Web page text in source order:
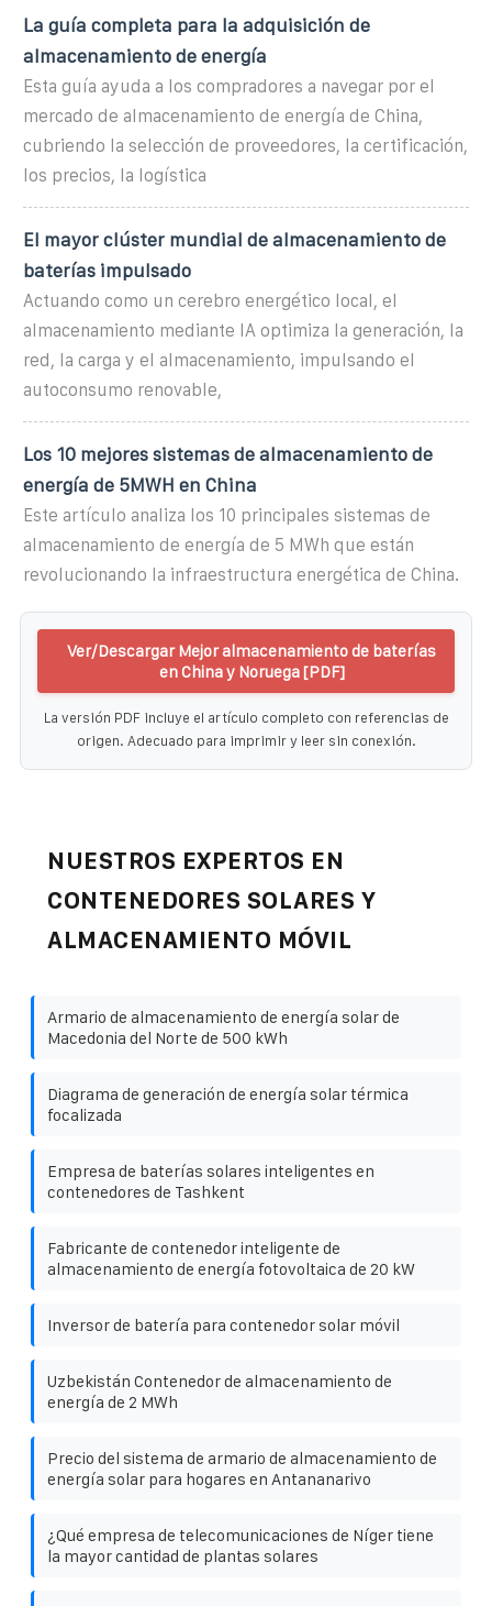
La guía completa para la adquisición de
almacenamiento de energía
Esta guía ayuda a los compradores a navegar por el
mercado de almacenamiento de energía de China,
cubriendo la selección de proveedores, la certificación,
los precios, la logística
El mayor clúster mundial de almacenamiento de
baterías impulsado
Actuando como un cerebro energético local, el
almacenamiento mediante IA optimiza la generación, la
red, la carga y el almacenamiento, impulsando el
autoconsumo renovable,
Los 10 mejores sistemas de almacenamiento de
energía de 5MWH en China
Este artículo analiza los 10 principales sistemas de
almacenamiento de energía de 5 MWh que están
revolucionando la infraestructura energética de China.
Ver/Descargar Mejor almacenamiento de baterías
en China y Noruega [PDF]
La versión PDF incluye el artículo completo con referencias de
origen. Adecuado para imprimir y leer sin conexión.
NUESTROS EXPERTOS EN
CONTENEDORES SOLARES Y
ALMACENAMIENTO MÓVIL
Armario de almacenamiento de energía solar de
Macedonia del Norte de 500 kWh
Diagrama de generación de energía solar térmica
focalizada
Empresa de baterías solares inteligentes en
contenedores de Tashkent
Fabricante de contenedor inteligente de
almacenamiento de energía fotovoltaica de 20 kW
Inversor de batería para contenedor solar móvil
Uzbekistán Contenedor de almacenamiento de
energía de 2 MWh
Precio del sistema de armario de almacenamiento de
energía solar para hogares en Antananarivo
¿Qué empresa de telecomunicaciones de Níger tiene
la mayor cantidad de plantas solares